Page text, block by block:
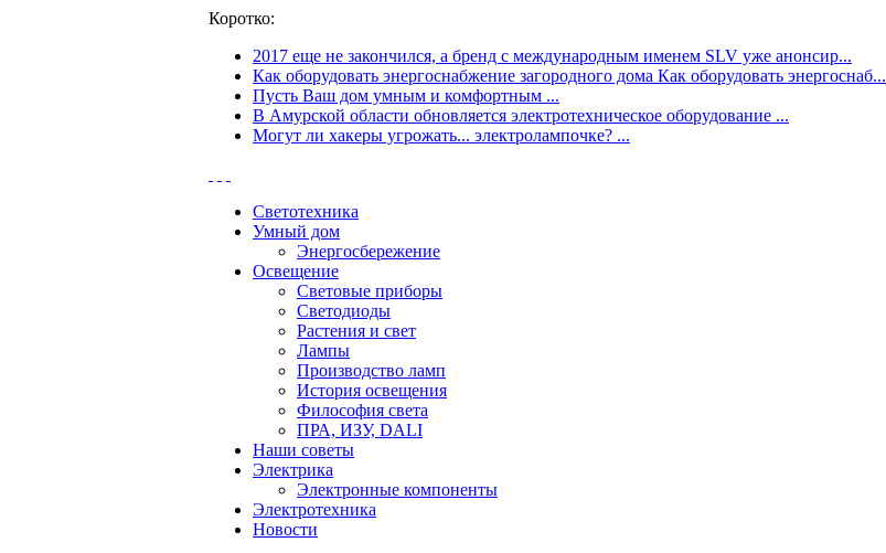
Коротко:
2017 еще не закончился, а бренд с международным именем SLV уже анонсир...
Как оборудовать энергоснабжение загородного дома Как оборудовать энергоснаб...
Пусть Ваш дом умным и комфортным ...
В Амурской области обновляется электротехническое оборудование ...
Могут ли хакеры угрожать... электролампочке? ...
Светотехника
Умный дом
Энергосбережение
Освещение
Световые приборы
Светодиоды
Растения и свет
Лампы
Производство ламп
История освещения
Философия света
ПРА, ИЗУ, DALI
Наши советы
Электрика
Электронные компоненты
Электротехника
Новости